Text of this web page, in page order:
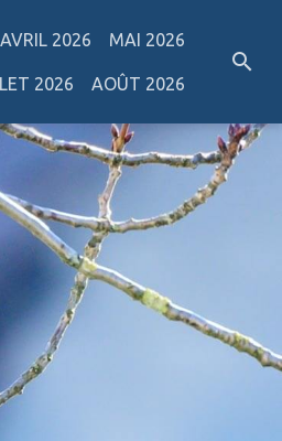
AVRIL 2026 MAI 2026
2026 AOÛT 2026